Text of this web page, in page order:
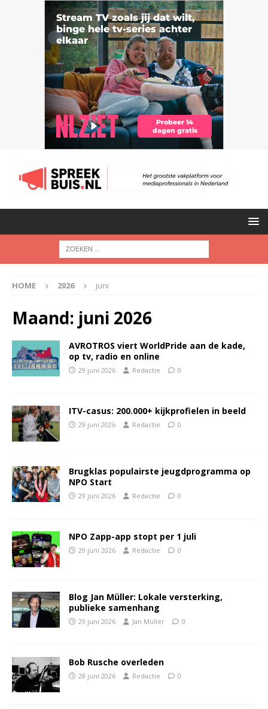
HOME 2026 juni
Maand: juni 2026
AVROTROS viert WorldPride aan de kade,
op tv, radio en online
29 juni 2026 Redactie 0
ITV-casus: 200.000+ kijkprofielen in beeld
29 juni 2026 Redactie 0
Brugklas populairste jeugdprogramma op
NPO Start
29 juni 2026 Redactie 0
NPO Zapp-app stopt per 1 juli
29 juni 2026 Redactie 0
Blog Jan Müller: Lokale versterking,
publieke samenhang
29 juni 2026 Jan Müller 0
Bob Rusche overleden
28 juni 2026 Redactie 0